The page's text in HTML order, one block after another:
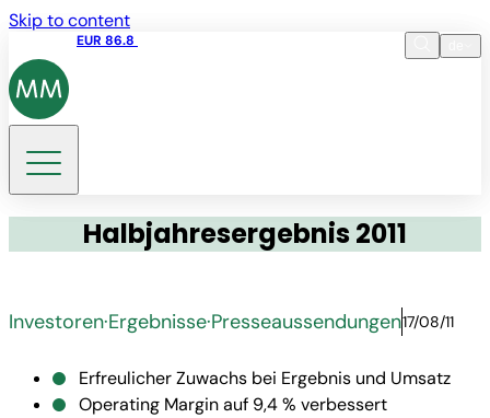
Skip to content
EUR 86.8
Halbjahresergebnis 2011
Investoren·Ergebnisse·Presseaussendungen17/08/11
Erfreulicher Zuwachs bei Ergebnis und Umsatz
Operating Margin auf 9,4 % verbessert